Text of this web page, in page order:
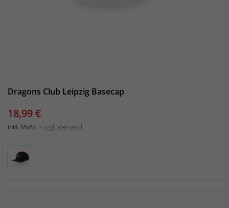
Dragons Club Leipzig Basecap
Preis
18,99 €
inkl. MwSt. zzgl. Versand